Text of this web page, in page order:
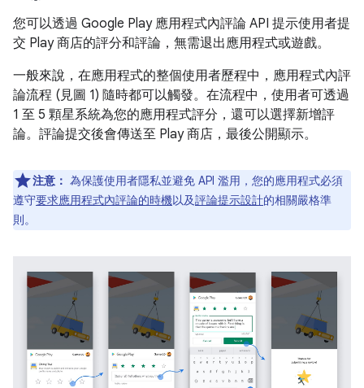
您可以透過 Google Play 應用程式內評論 API 提示使用者提
交 Play 商店的評分和評論，無需退出應用程式或遊戲。
一般來說，在應用程式的整個使用者歷程中，應用程式內評
論流程 (見圖 1) 隨時都可以觸發。在流程中，使用者可透過
1 至 5 顆星系統為您的應用程式評分，還可以選擇新增評
論。評論提交後會傳送至 Play 商店，最後公開顯示。
注意： 為保護使用者隱私並避免 API 濫用，您的應用程式必須
遵守要求應用程式內評論的時機以及評論提示設計的相關嚴格準
則。